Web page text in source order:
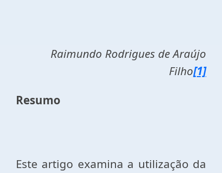
Raimundo Rodrigues de Araújo
Filho[1]
Resumo
Este artigo examina a utilização da